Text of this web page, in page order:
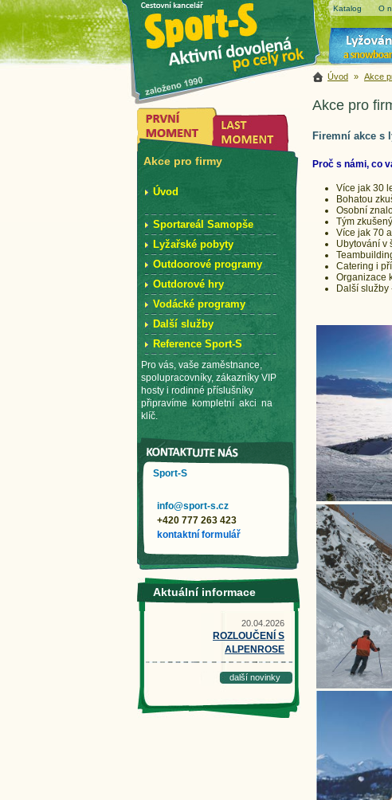
Katalog O
Úvod » Akce
Akce pro
Firemní akce s
Proč s námi, co
Více jak 30
Bohatou
Osobní
Tým
Více jak 70
Ubytování v
Catering i
Organizace
Další služby
Akce pro firmy
Úvod
Sportareál Samopše
Lyžařské pobyty
Outdoorové programy
Outdorové hry
Vodácké programy
Další služby
Reference Sport-S
Pro vás, vaše zaměstnance,
spolupracovníky, zákazníky VIP
hosty i rodinné příslušníky
připravíme kompletní akci na
klíč.
Sport-S
info@sport-s.cz
+420 777 263 423
kontaktní formulář
Aktuální informace
20.04.2026
ROZLOUČENÍ S
ALPENROSE
další novinky